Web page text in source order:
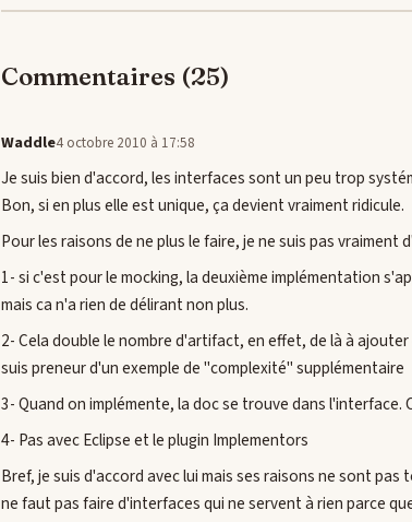
Commentaires (25)
Waddle4 octobre 2010 à 17:58
Je suis bien d'accord, les interfaces sont un peu trop
Bon, si en plus elle est unique, ça devient vraiment ridicule.
Pour les raisons de ne plus le faire, je ne suis pas vraiment
1- si c'est pour le mocking, la deuxième implémentation
mais ca n'a rien de délirant non plus.
2- Cela double le nombre d'artifact, en effet, de là à
suis preneur d'un exemple de "complexité" supplémentaire
3- Quand on implémente, la doc se trouve dans
4- Pas avec Eclipse et le plugin Implementors
Bref, je suis d'accord avec lui mais ses raisons ne sont
ne faut pas faire d'interfaces qui ne servent à rien parce